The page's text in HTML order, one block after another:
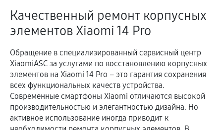
Качественный ремонт корпусных
элементов Xiaomi 14 Pro
Обращение в специализированный сервисный центр
XiaomiASC за услугами по восстановлению корпусных
элементов на Xiaomi 14 Pro – это гарантия сохранения
всех функциональных качеств устройства.
Современные смартфоны Xiaomi отличаются высокой
производительностью и элегантностью дизайна. Но
активное использование иногда приводит к